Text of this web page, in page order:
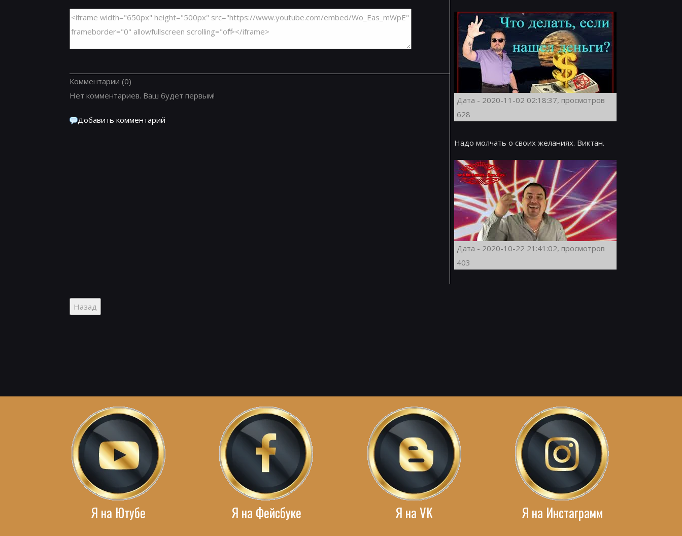
Комментарии (0)
Нет комментариев. Ваш будет первым!
Добавить комментарий
Дата - 2020-11-02 02:18:37, просмотров
628
Надо молчать о своих желаниях. Виктан.
Дата - 2020-10-22 21:41:02, просмотров
403
Я на Ютубе Я на Фейсбуке Я на VK Я на Инстаграмм